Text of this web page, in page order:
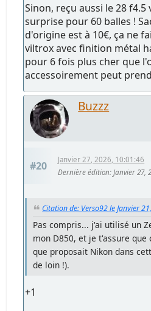
Sinon, reçu aussi le 28
surprise pour 60 balles !
d'origine est à 10€, ça ne
viltrox avec finition métal
pour 6 fois plus cher que
accessoirement peut
Buzzz
#20
Janvier 27, 2026, 10:01:46
Dernière édition: Janvier 27,
Citation de: Verso92 le Janvier
Pas compris... j'ai utilisé un
mon D850, et je t'assure
que proposait Nikon dans
de loin !).
+1